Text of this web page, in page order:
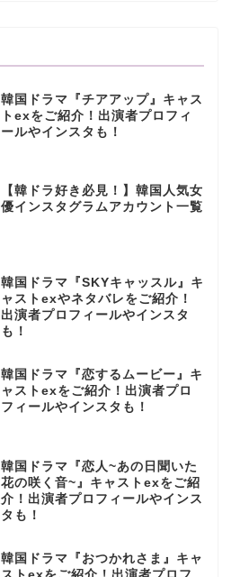
韓国ドラマ『チアアップ』キャス
トexをご紹介！出演者プロフィ
ールやインスタも！
【韓ドラ好き必見！】韓国人気女
優インスタグラムアカウント一覧
韓国ドラマ『SKYキャッスル』キ
ャストexやネタバレをご紹介！
出演者プロフィールやインスタ
も！
韓国ドラマ『恋するムービー』キ
ャストexをご紹介！出演者プロ
フィールやインスタも！
韓国ドラマ『恋人~あの日聞いた
花の咲く音~』キャストexをご紹
介！出演者プロフィールやインス
タも！
韓国ドラマ『おつかれさま』キャ